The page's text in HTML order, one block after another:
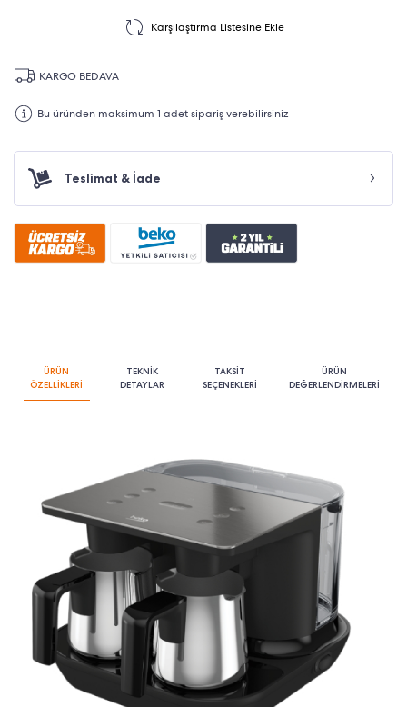
Karşılaştırma Listesine Ekle
KARGO BEDAVA
Bu üründen maksimum 1 adet sipariş verebilirsiniz
Teslimat & İade
ÜRÜN
ÖZELLİKLERİ
TEKNİK
DETAYLAR
TAKSİT
SEÇENEKLERİ
ÜRÜN
DEĞERLENDİRMELERİ